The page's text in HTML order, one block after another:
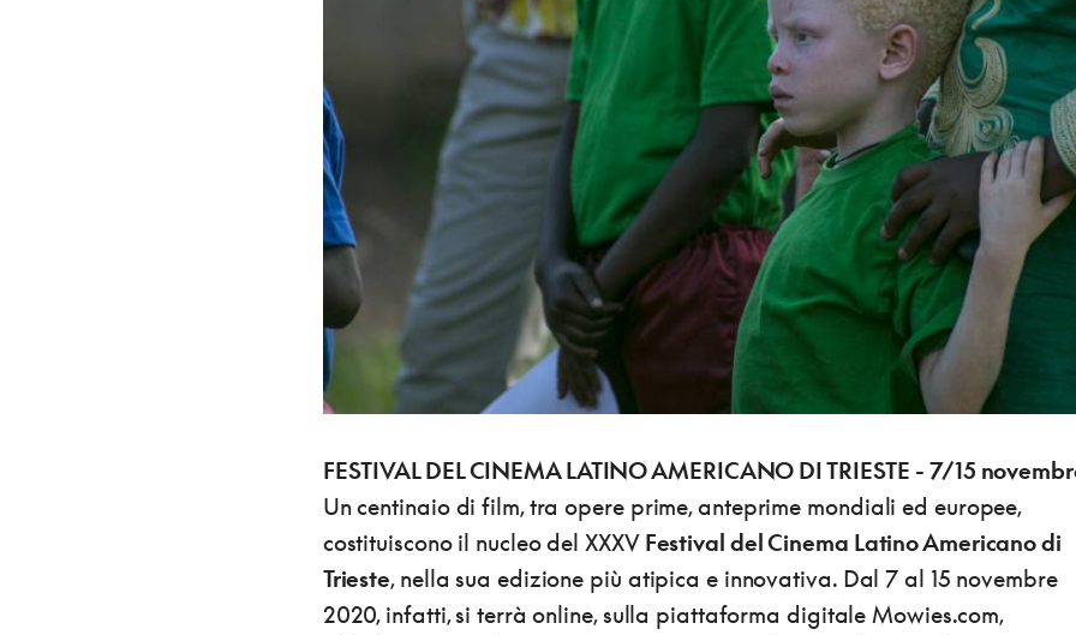
FESTIVAL DEL CINEMA LATINO AMERICANO DI TRIESTE - 7/15
Un centinaio di film, tra opere prime, anteprime mondiali ed europee,
costituiscono il nucleo del XXXV Festival del Cinema Latino Americano di
Trieste, nella sua edizione più atipica e innovativa. Dal 7 al 15 novembre
2020, infatti, si terrà online, sulla piattaforma digitale Mowies.com,